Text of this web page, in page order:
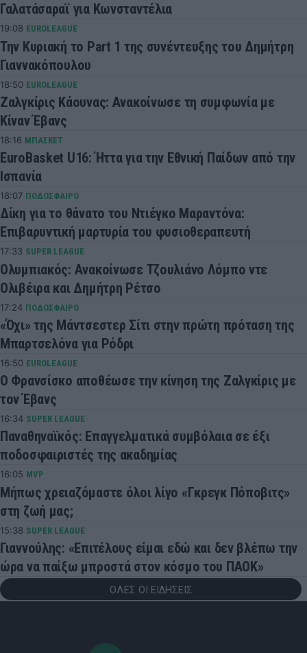
Γαλατάσαραϊ για Κωνσταντέλια
19:08 EUROLEAGUE
Την Κυριακή το Part 1 της συνέντευξης του Δημήτρη
Γιαννακόπουλου
18:50 EUROLEAGUE
Ζαλγκίρις Κάουνας: Ανακοίνωσε τη συμφωνία με
Κίναν Έβανς
18:16 ΜΠΑΣΚΕΤ
EuroBasket U16: Ήττα για την Εθνική Παίδων από την
Ισπανία
18:07 ΠΟΔΟΣΦΑΙΡΟ
Δίκη για το θάνατο του Ντιέγκο Μαραντόνα:
Επιβαρυντική μαρτυρία του φυσιοθεραπευτή
17:33 SUPER LEAGUE
Ολυμπιακός: Ανακοίνωσε Τζουλιάνο Λόμπο ντε
Ολιβέιρα και Δημήτρη Ρέτσο
17:24 ΠΟΔΟΣΦΑΙΡΟ
«Όχι» της Μάντσεστερ Σίτι στην πρώτη πρόταση της
Μπαρτσελόνα για Ρόδρι
16:50 EUROLEAGUE
Ο Φρανσίσκο αποθέωσε την κίνηση της Ζαλγκίρις με
τον Έβανς
16:34 SUPER LEAGUE
Παναθηναϊκός: Επαγγελματικά συμβόλαια σε έξι
ποδοσφαιριστές της ακαδημίας
16:05 MVP
Μήπως χρειαζόμαστε όλοι λίγο «Γκρεγκ Πόποβιτς»
στη ζωή μας;
15:38 SUPER LEAGUE
Γιαννούλης: «Επιτέλους είμαι εδώ και δεν βλέπω την
ώρα να παίξω μπροστά στον κόσμο του ΠΑΟΚ»
ΟΛΕΣ ΟΙ ΕΙΔΗΣΕΙΣ